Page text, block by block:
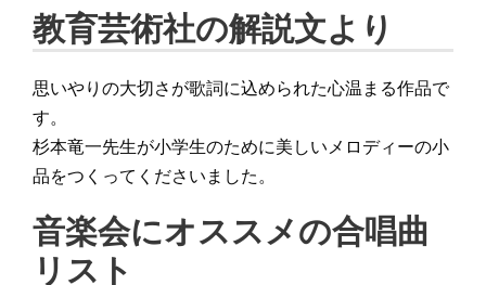
教育芸術社の解説文より
思いやりの大切さが歌詞に込められた心温まる作品で
す。
杉本竜一先生が小学生のために美しいメロディーの小
品をつくってくださいました。
音楽会にオススメの合唱曲
リスト